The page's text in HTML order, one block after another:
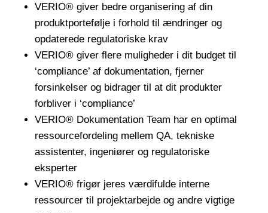
VERIO® giver bedre organisering af din
produktportefølje i forhold til ændringer og
opdaterede regulatoriske krav
VERIO® giver flere muligheder i dit budget til
‘compliance’ af dokumentation, fjerner
forsinkelser og bidrager til at dit produkter
forbliver i ‘compliance’
VERIO® Dokumentation Team har en optimal
ressourcefordeling mellem QA, tekniske
assistenter, ingeniører og regulatoriske
eksperter
VERIO® frigør jeres værdifulde interne
ressourcer til projektarbejde og andre vigtige